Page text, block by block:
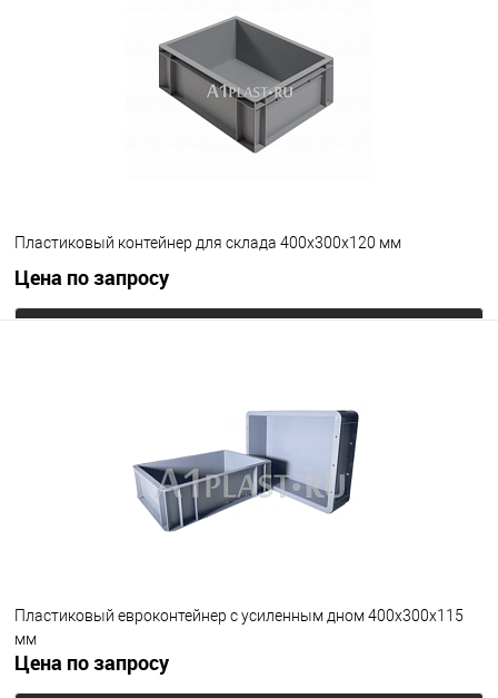
Пластиковый контейнер для склада 400х300х120 мм
Цена по запросу
Пластиковый евроконтейнер с усиленным дном 400х300х115
мм
Цена по запросу